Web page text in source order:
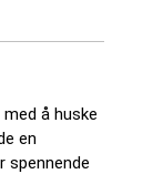
å huske
en
spennende